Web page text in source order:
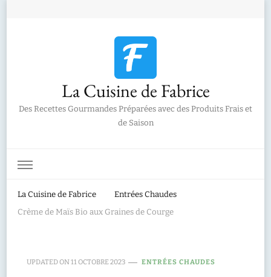
La Cuisine de Fabrice
Des Recettes Gourmandes Préparées avec des Produits Frais et
de Saison
La Cuisine de Fabrice
Entrées Chaudes
Crème de Maïs Bio aux Graines de Courge
UPDATED ON11 OCTOBRE 2023 ENTRÉES CHAUDES